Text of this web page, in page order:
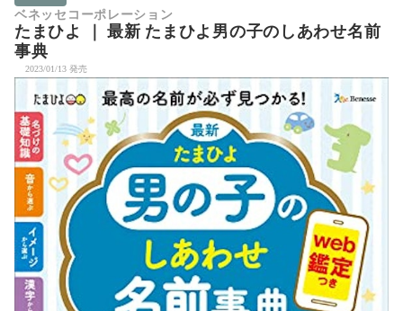
ベネッセコーポレーション
たまひよ ｜最新 たまひよ男の子のしあわせ名前
事典
2023/01/13 発売